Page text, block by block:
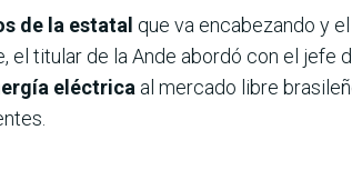
de la estatal que va encabezando y el
el titular de la Ande abordó con el jefe
eléctrica al mercado libre